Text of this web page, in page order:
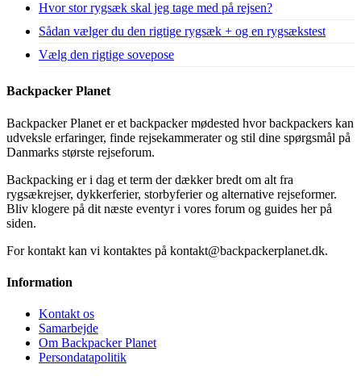
Hvor stor rygsæk skal jeg tage med på rejsen?
Sådan vælger du den rigtige rygsæk + og en rygsækstest
Vælg den rigtige sovepose
Backpacker Planet
Backpacker Planet er et backpacker mødested hvor backpackers kan
udveksle erfaringer, finde rejsekammerater og stil dine spørgsmål på
Danmarks største rejseforum.
Backpacking er i dag et term der dækker bredt om alt fra
rygsækrejser, dykkerferier, storbyferier og alternative rejseformer.
Bliv klogere på dit næste eventyr i vores forum og guides her på
siden.
For kontakt kan vi kontaktes på kontakt@backpackerplanet.dk.
Information
Kontakt os
Samarbejde
Om Backpacker Planet
Persondatapolitik